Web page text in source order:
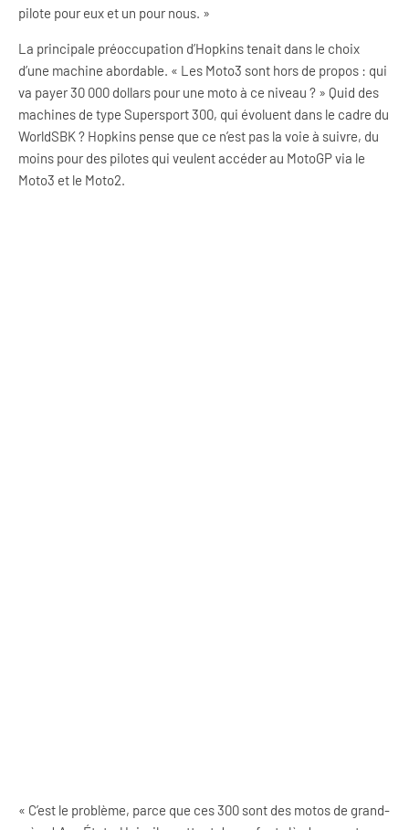
pilote pour eux et un pour nous. »
La principale préoccupation d’Hopkins tenait dans le choix
d’une machine abordable. « Les Moto3 sont hors de propos : qui
va payer 30 000 dollars pour une moto à ce niveau ? » Quid des
machines de type Supersport 300, qui évoluent dans le cadre du
WorldSBK ? Hopkins pense que ce n’est pas la voie à suivre, du
moins pour des pilotes qui veulent accéder au MotoGP via le
Moto3 et le Moto2.
« C’est le problème, parce que ces 300 sont des motos de grand-